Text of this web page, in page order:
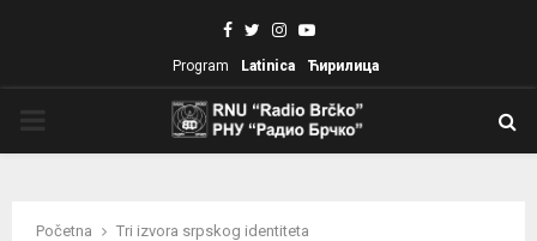
Facebook
TwitterInstagram
Youtube
Program Latinica Ћирилица
Početna Tri izvora srpskog identiteta